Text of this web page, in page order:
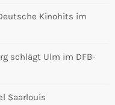
Kinohits im
schlägt Ulm im DFB-
Saarlouis